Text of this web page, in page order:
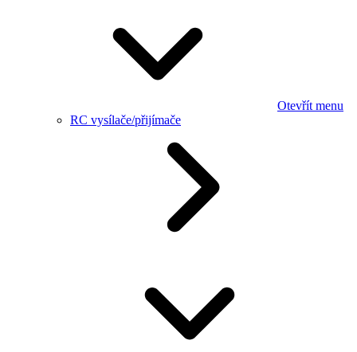
Otevřít menu
RC vysílače/přijímače